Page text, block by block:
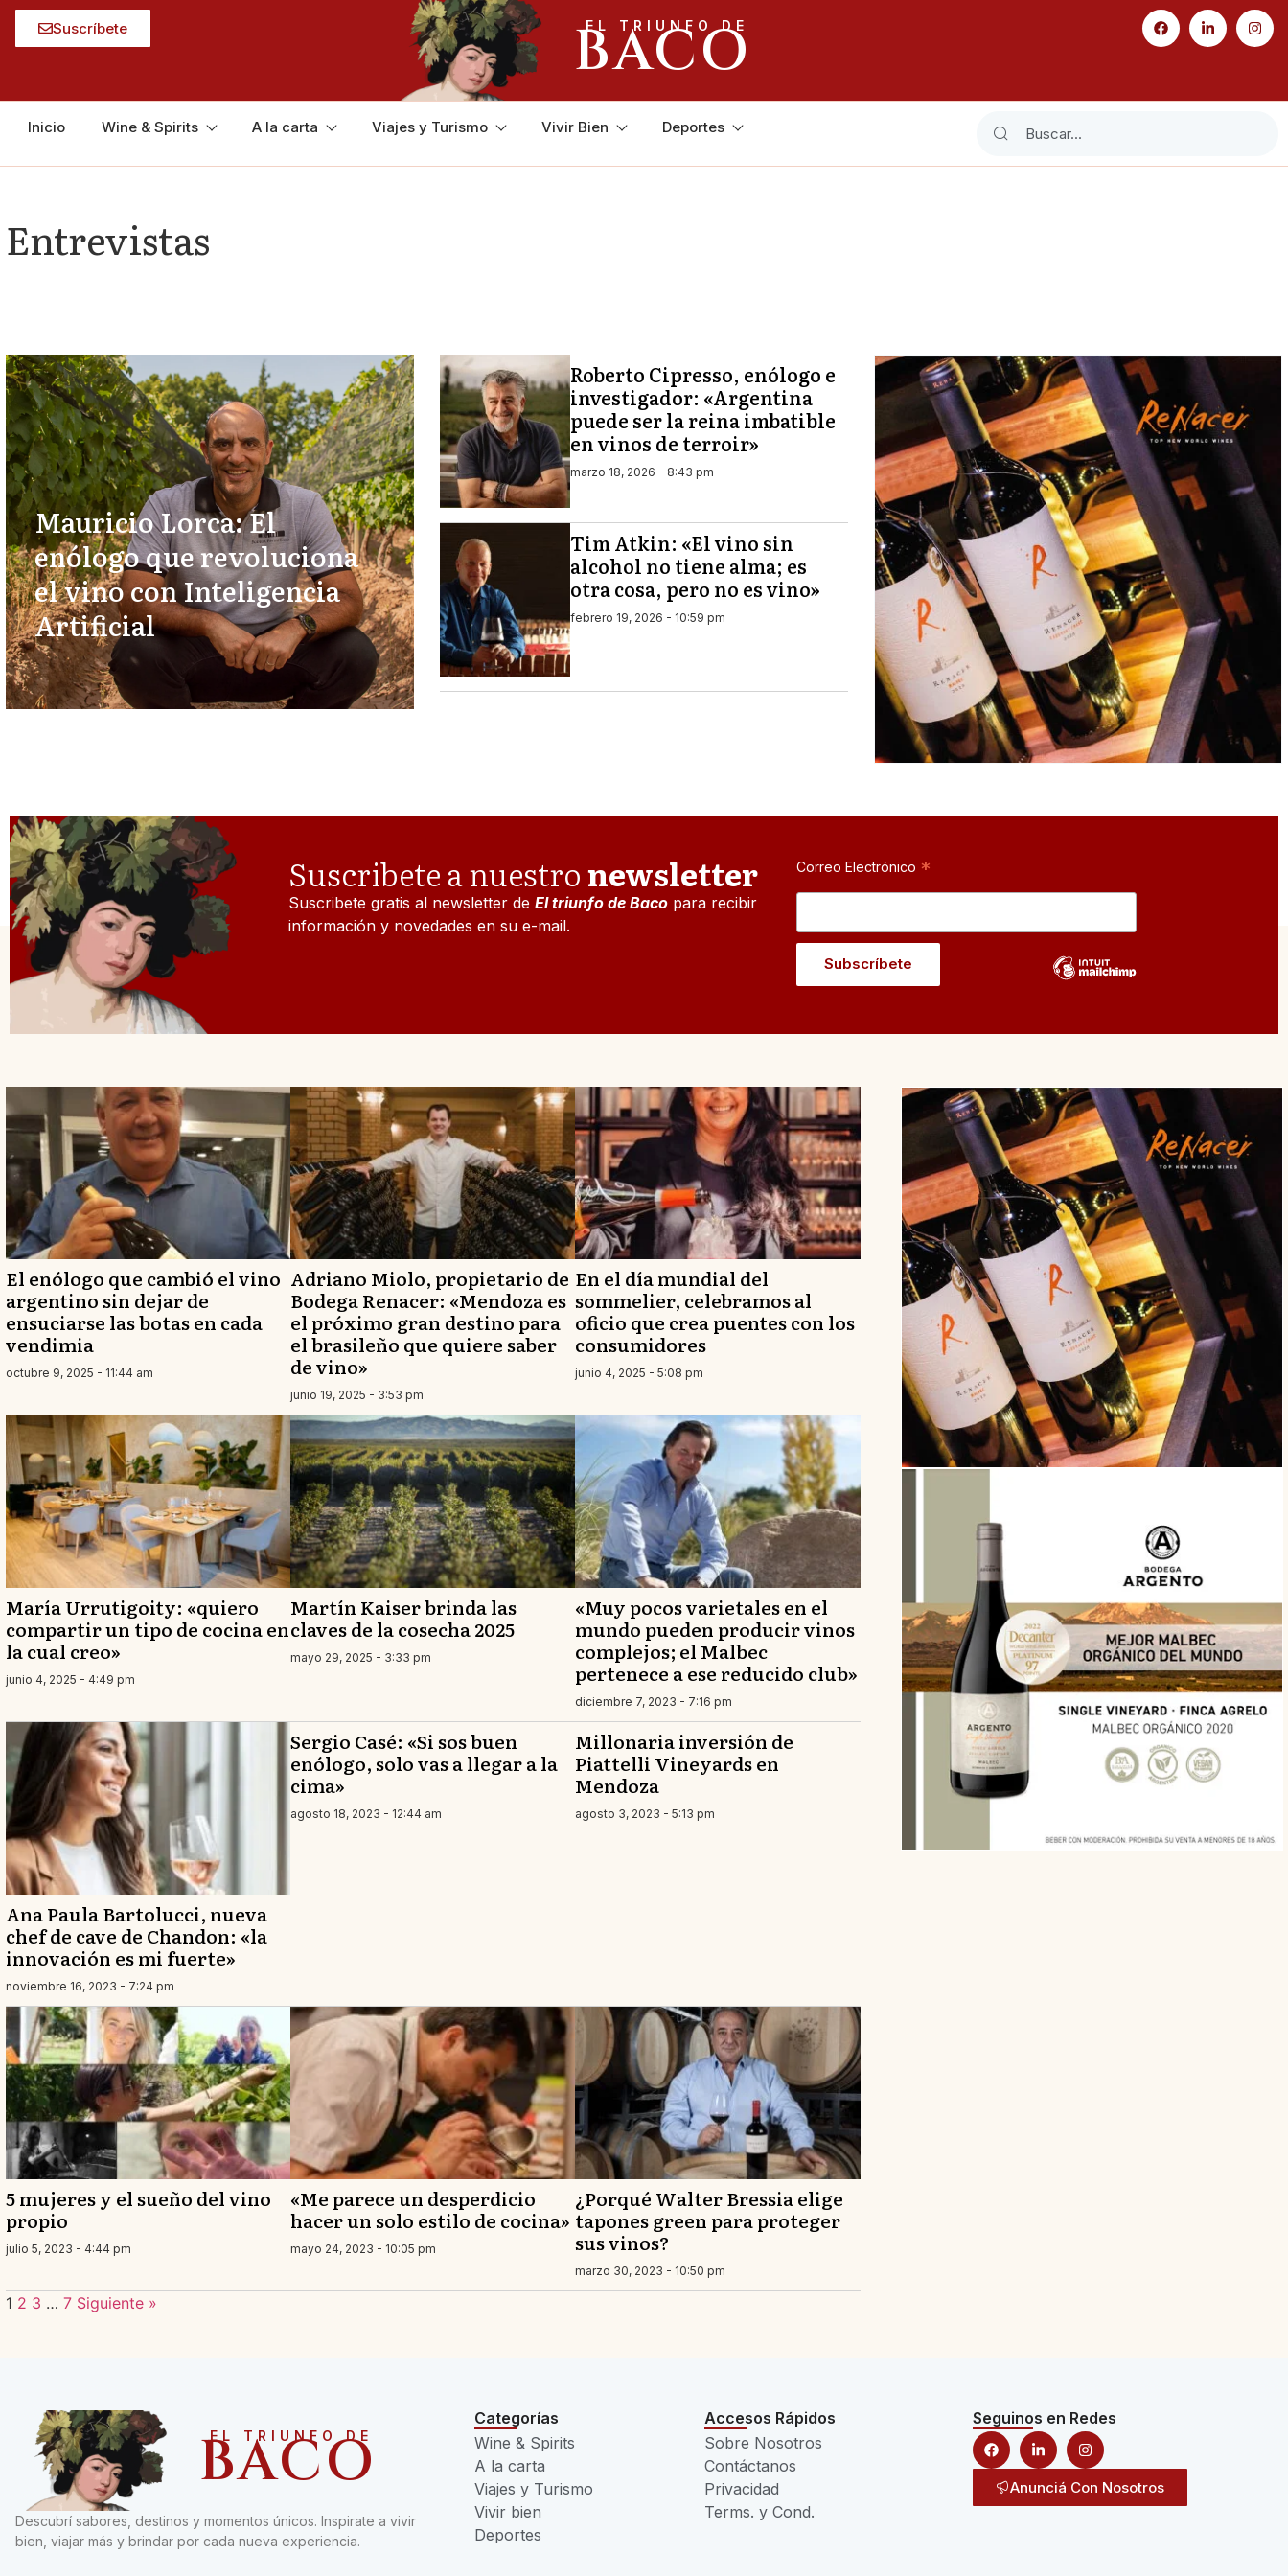
Suscríbete EL TRIUNFO DE
BACO
Inicio Wine & Spirits A la carta Viajes y Turismo Vivir Bien Deportes
Entrevistas
Mauricio Lorca: El
enólogo que revoluciona
el vino con Inteligencia
Artificial
Roberto Cipresso, enólogo e
investigador: «Argentina
puede ser la reina imbatible
en vinos de terroir»
marzo 18, 2026 - 8:43 pm
Tim Atkin: «El vino sin
alcohol no tiene alma; es
otra cosa, pero no es vino»
febrero 19, 2026 - 10:59 pm
Suscribete a nuestronewsletter
Suscribete gratis al newsletter deEl triunfo de Baco para recibir
información y novedades en su e-mail.
Correo Electrónico *
El enólogo que cambió el vino
argentino sin dejar de
ensuciarse las botas en cada
vendimia
octubre 9, 2025 - 11:44 am
Adriano Miolo, propietario de
Bodega Renacer: «Mendoza es
el próximo gran destino para
el brasileño que quiere saber
de vino»
junio 19, 2025 - 3:53 pm
En el día mundial del
sommelier, celebramos al
oficio que crea puentes con los
consumidores
junio 4, 2025 - 5:08 pm
María Urrutigoity: «quiero
compartir un tipo de cocina en
la cual creo»
junio 4, 2025 - 4:49 pm
Martín Kaiser brinda las
claves de la cosecha 2025
mayo 29, 2025 - 3:33 pm
«Muy pocos varietales en el
mundo pueden producir vinos
complejos; el Malbec
pertenece a ese reducido club»
diciembre 7, 2023 - 7:16 pm
Ana Paula Bartolucci, nueva
chef de cave de Chandon: «la
innovación es mi fuerte»
noviembre 16, 2023 - 7:24 pm
Sergio Casé: «Si sos buen
enólogo, solo vas a llegar a la
cima»
agosto 18, 2023 - 12:44 am
Millonaria inversión de
Piattelli Vineyards en
Mendoza
agosto 3, 2023 - 5:13 pm
5 mujeres y el sueño del vino
propio
julio 5, 2023 - 4:44 pm
«Me parece un desperdicio
hacer un solo estilo de cocina»
mayo 24, 2023 - 10:05 pm
¿Porqué Walter Bressia elige
tapones green para proteger
sus vinos?
marzo 30, 2023 - 10:50 pm
1 2 3 … 7 Siguiente »
EL TRIUNFO DE
BACO
Descubrí sabores, destinos y momentos únicos. Inspirate a vivir
bien, viajar más y brindar por cada nueva experiencia.
Categorías
Wine & Spirits
A la carta
Viajes y Turismo
Vivir bien
Deportes
Accesos Rápidos
Sobre Nosotros
Contáctanos
Privacidad
Terms. y Cond.
Seguinos en Redes
Anunciá Con Nosotros